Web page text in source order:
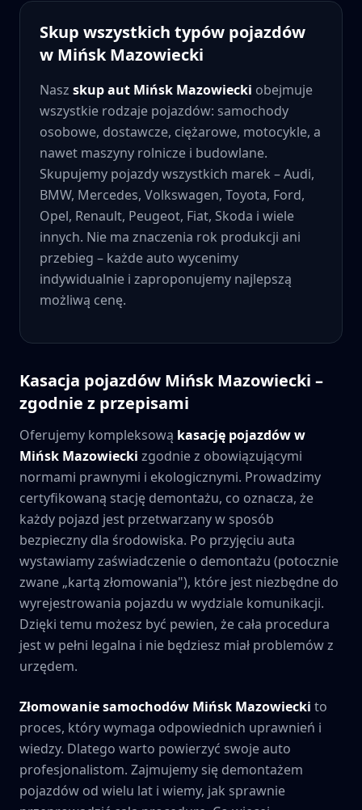
Skup wszystkich typów pojazdów
w Mińsk Mazowiecki
Nasz skup aut Mińsk Mazowiecki obejmuje
wszystkie rodzaje pojazdów: samochody
osobowe, dostawcze, ciężarowe, motocykle, a
nawet maszyny rolnicze i budowlane.
Skupujemy pojazdy wszystkich marek – Audi,
BMW, Mercedes, Volkswagen, Toyota, Ford,
Opel, Renault, Peugeot, Fiat, Skoda i wiele
innych. Nie ma znaczenia rok produkcji ani
przebieg – każde auto wycenimy
indywidualnie i zaproponujemy najlepszą
możliwą cenę.
Kasacja pojazdów Mińsk Mazowiecki –
zgodnie z przepisami
Oferujemy kompleksową kasację pojazdów w
Mińsk Mazowiecki zgodnie z obowiązującymi
normami prawnymi i ekologicznymi. Prowadzimy
certyfikowaną stację demontażu, co oznacza, że
każdy pojazd jest przetwarzany w sposób
bezpieczny dla środowiska. Po przyjęciu auta
wystawiamy zaświadczenie o demontażu (potocznie
zwane „kartą złomowania"), które jest niezbędne do
wyrejestrowania pojazdu w wydziale komunikacji.
Dzięki temu możesz być pewien, że cała procedura
jest w pełni legalna i nie będziesz miał problemów z
urzędem.
Złomowanie samochodów Mińsk Mazowiecki to
proces, który wymaga odpowiednich uprawnień i
wiedzy. Dlatego warto powierzyć swoje auto
profesjonalistom. Zajmujemy się demontażem
pojazdów od wielu lat i wiemy, jak sprawnie